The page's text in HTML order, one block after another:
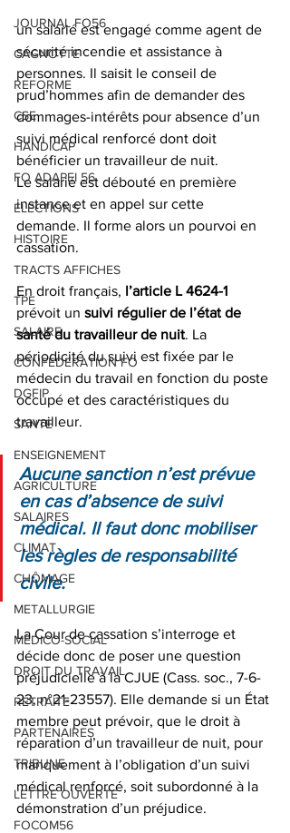
JOURNAL FO56
CAGNOTTE
REFORME
CSE
HANDICAP
FO ADAPEI 56
ELECTIONS
HISTOIRE
TRACTS AFFICHES
TPE
SALAIRE
CONFEDERATION FO
DGFIP
SANTE
ENSEIGNEMENT
AGRICULTURE
SALAIRES
CLIMAT
CHÔMAGE
METALLURGIE
MEDICO-SOCIAL
DROIT DU TRAVAIL
RETRAITE
PARTENAIRES
TRIBUNE
LETTRE OUVERTE
FOCOM56
un salarié est engagé comme agent de
sécurité incendie et assistance à
personnes. Il saisit le conseil de
prud’hommes afin de demander des
dommages-intérêts pour absence d’un
suivi médical renforcé dont doit
bénéficier un travailleur de nuit.
Le salarié est débouté en première
instance et en appel sur cette
demande. Il forme alors un pourvoi en
cassation.
En droit français, l’article L 4624-1
prévoit un suivi régulier de l’état de
santé du travailleur de nuit. La
périodicité du suivi est fixée par le
médecin du travail en fonction du poste
occupé et des caractéristiques du
travailleur.
Aucune sanction n’est prévue
en cas d’absence de suivi
médical. Il faut donc mobiliser
les règles de responsabilité
civile.
La Cour de cassation s’interroge et
décide donc de poser une question
préjudicielle à la CJUE (Cass. soc., 7-6-
23, n°21-23557). Elle demande si un État
membre peut prévoir, que le droit à
réparation d’un travailleur de nuit, pour
manquement à l’obligation d’un suivi
médical renforcé, soit subordonné à la
démonstration d’un préjudice.